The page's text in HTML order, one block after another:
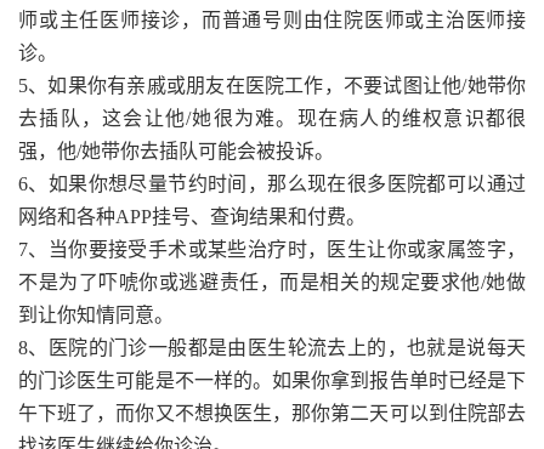
师或主任医师接诊，而普通号则由住院医师或主治医师接
诊。
5、如果你有亲戚或朋友在医院工作，不要试图让他/她带你
去插队，这会让他/她很为难。现在病人的维权意识都很
强，他/她带你去插队可能会被投诉。
6、如果你想尽量节约时间，那么现在很多医院都可以通过
网络和各种APP挂号、查询结果和付费。
7、当你要接受手术或某些治疗时，医生让你或家属签字，
不是为了吓唬你或逃避责任，而是相关的规定要求他/她做
到让你知情同意。
8、医院的门诊一般都是由医生轮流去上的，也就是说每天
的门诊医生可能是不一样的。如果你拿到报告单时已经是下
午下班了，而你又不想换医生，那你第二天可以到住院部去